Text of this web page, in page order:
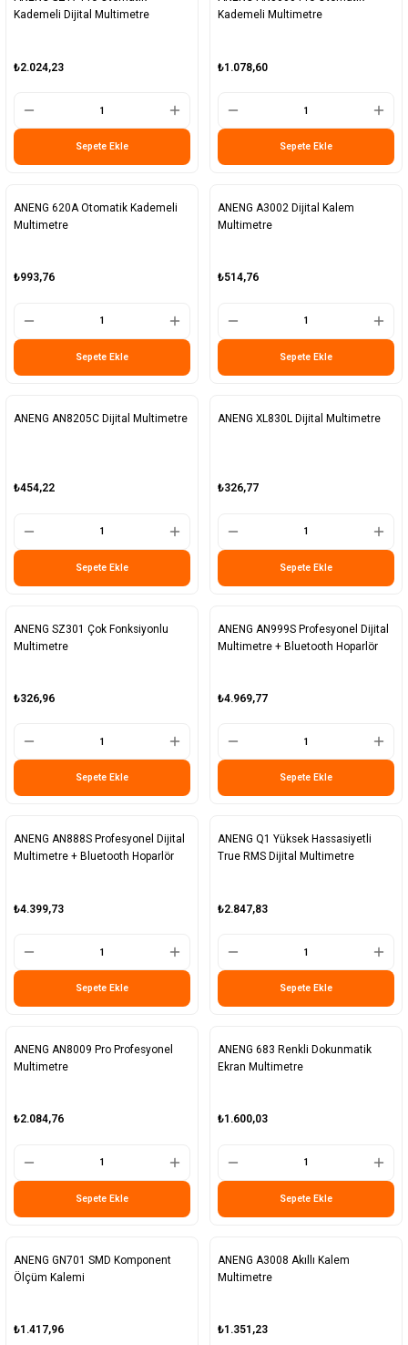
Kademeli Dijital Multimetre
₺2.024,23
Sepete Ekle
Kademeli Multimetre
₺1.078,60
Sepete Ekle
ANENG 620A Otomatik Kademeli
Multimetre
₺993,76
Sepete Ekle
ANENG A3002 Dijital Kalem
Multimetre
₺514,76
Sepete Ekle
ANENG AN8205C Dijital Multimetre
₺454,22
Sepete Ekle
ANENG XL830L Dijital Multimetre
₺326,77
Sepete Ekle
ANENG SZ301 Çok Fonksiyonlu
Multimetre
₺326,96
Sepete Ekle
ANENG AN999S Profesyonel Dijital
Multimetre + Bluetooth Hoparlör
₺4.969,77
Sepete Ekle
ANENG AN888S Profesyonel Dijital
Multimetre + Bluetooth Hoparlör
₺4.399,73
Sepete Ekle
ANENG Q1 Yüksek Hassasiyetli
True RMS Dijital Multimetre
₺2.847,83
Sepete Ekle
ANENG AN8009 Pro Profesyonel
Multimetre
₺2.084,76
Sepete Ekle
ANENG 683 Renkli Dokunmatik
Ekran Multimetre
₺1.600,03
Sepete Ekle
ANENG GN701 SMD Komponent
Ölçüm Kalemi
₺1.417,96
ANENG A3008 Akıllı Kalem
Multimetre
₺1.351,23